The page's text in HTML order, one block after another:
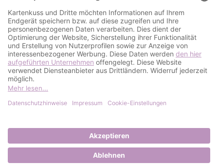
VERBRAUCHERINFORMATIONEN
Versand & Zahlungsoptionen
Kostenlose Musterkarte
AGB & Widerrufsrecht
KONTAKT
Datenschutz